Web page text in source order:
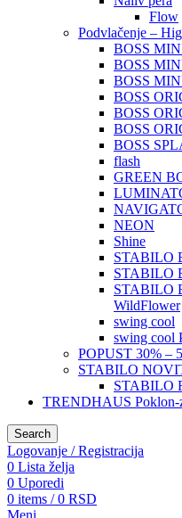
Flow
Podvlačenje –
BOSS
BOSS
BOSS
BOSS
BOSS
BOSS
BOSS
flash
GREEN
NEON
Shine
STABILO
STABILO
STABILO
WildFlower
swing cool
swing cool
POPUST 30% –
STABILO
STABILO
TRENDHAUS Poklon-
Search
Logovanje / Registracija
0 Lista želja
0 Uporedi
0 items / 0 RSD
Meni